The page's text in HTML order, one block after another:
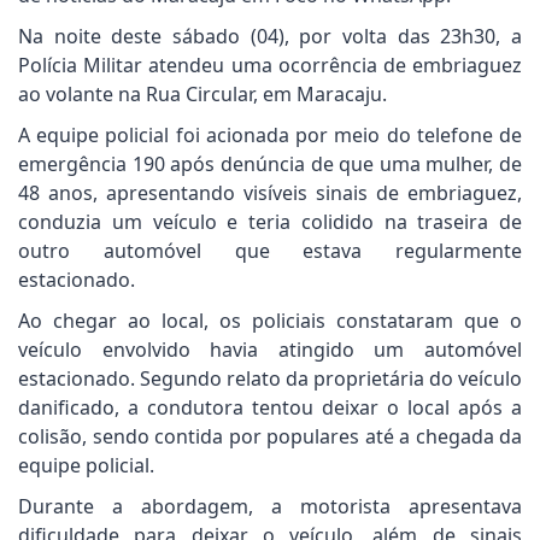
Na noite deste sábado (04), por volta das 23h30, a
Polícia Militar atendeu uma ocorrência de embriaguez
ao volante na Rua Circular, em Maracaju.
A equipe policial foi acionada por meio do telefone de
emergência 190 após denúncia de que uma mulher, de
48 anos, apresentando visíveis sinais de embriaguez,
conduzia um veículo e teria colidido na traseira de
outro automóvel que estava regularmente
estacionado.
Ao chegar ao local, os policiais constataram que o
veículo envolvido havia atingido um automóvel
estacionado. Segundo relato da proprietária do veículo
danificado, a condutora tentou deixar o local após a
colisão, sendo contida por populares até a chegada da
equipe policial.
Durante a abordagem, a motorista apresentava